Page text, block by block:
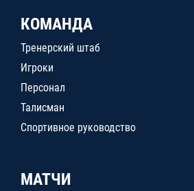
КОМАНДА
Тренерский штаб
Игроки
Персонал
Талисман
Спортивное руководство
МАТЧИ